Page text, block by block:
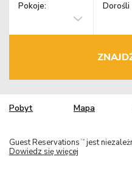
Pokoje: Dorośli
Pobyt Mapa
Guest Reservations TM jest
Dowiedz się więcej